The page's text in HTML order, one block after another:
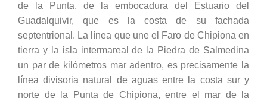
de la Punta, de la embocadura del Estuario del
Guadalquivir, que es la costa de su fachada
septentrional. La línea que une el Faro de Chipiona en
tierra y la isla intermareal de la Piedra de Salmedina
un par de kilómetros mar adentro, es precisamente la
línea divisoria natural de aguas entre la costa sur y
norte de la Punta de Chipiona, entre el mar de la